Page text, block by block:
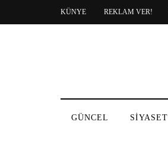
KÜNYE REKLAM VER!
GÜNCEL SİYASET